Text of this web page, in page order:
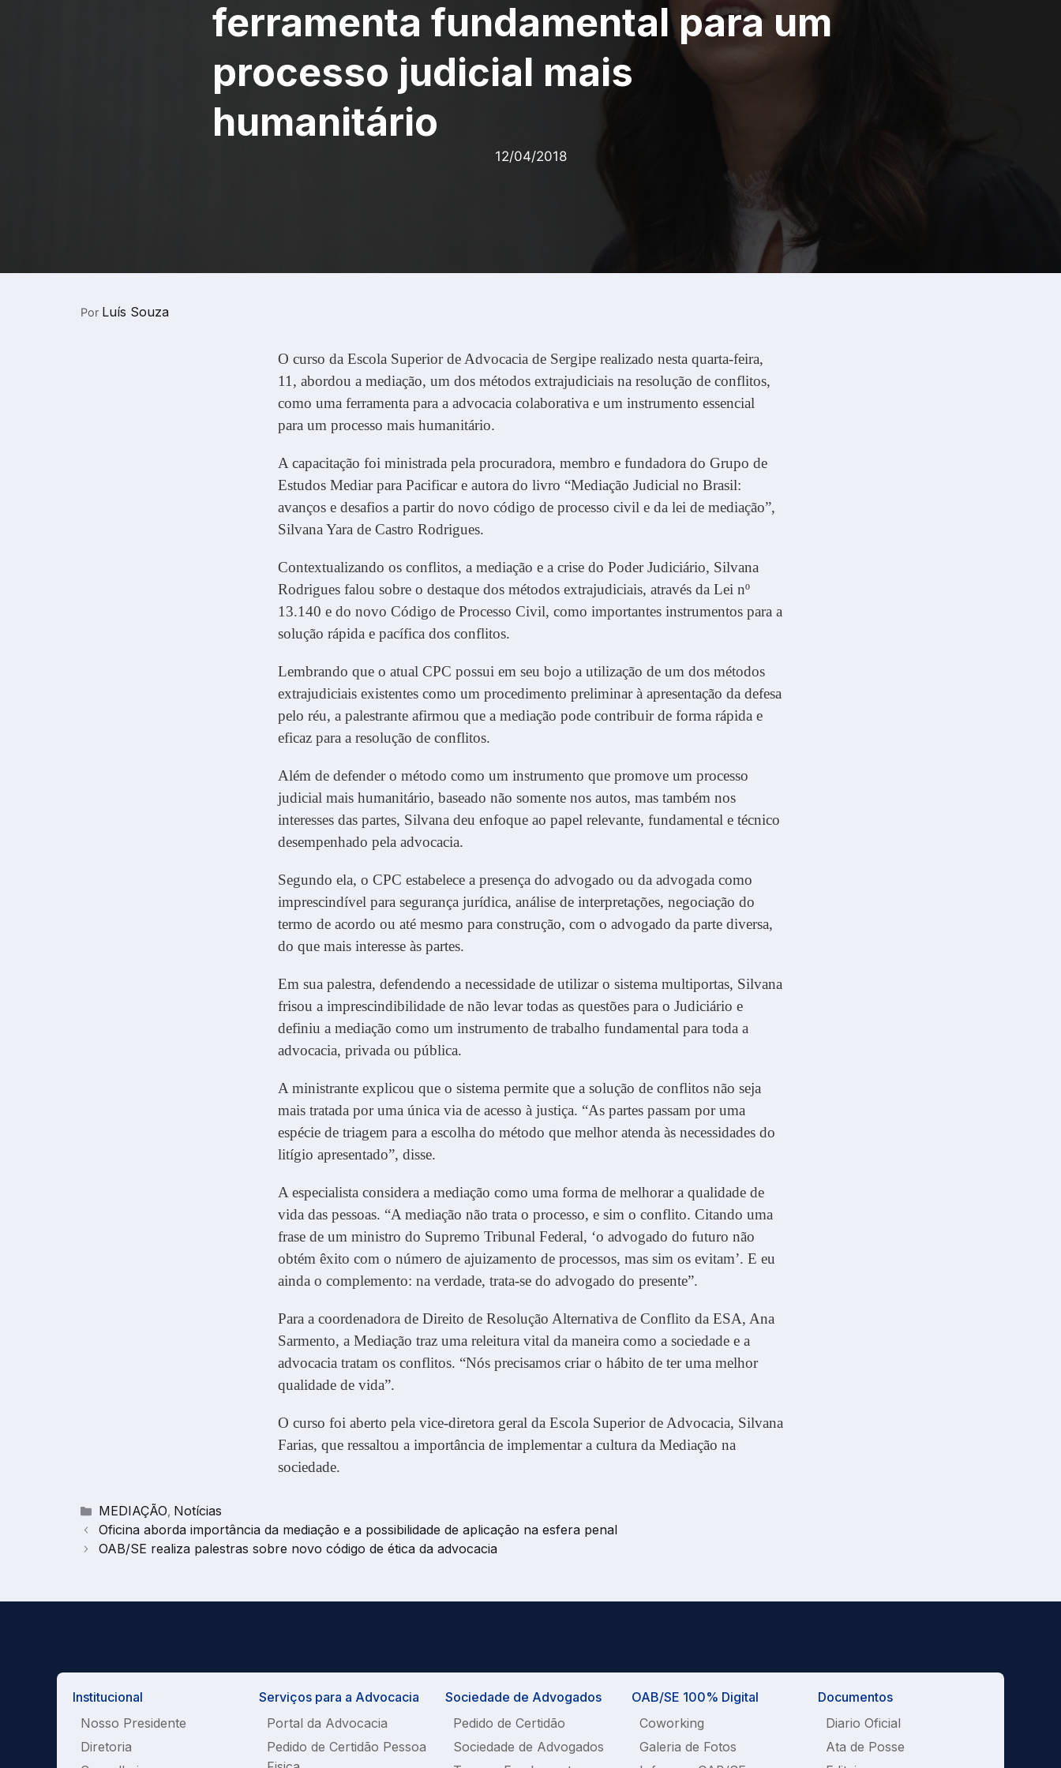
ferramenta fundamental para um
processo judicial mais
humanitário
12/04/2018
Por Luís Souza
O curso da Escola Superior de Advocacia de Sergipe realizado nesta quarta-feira,
11, abordou a mediação, um dos métodos extrajudiciais na resolução de conflitos,
como uma ferramenta para a advocacia colaborativa e um instrumento essencial
para um processo mais humanitário.
A capacitação foi ministrada pela procuradora, membro e fundadora do Grupo de
Estudos Mediar para Pacificar e autora do livro “Mediação Judicial no Brasil:
avanços e desafios a partir do novo código de processo civil e da lei de mediação”,
Silvana Yara de Castro Rodrigues.
Contextualizando os conflitos, a mediação e a crise do Poder Judiciário, Silvana
Rodrigues falou sobre o destaque dos métodos extrajudiciais, através da Lei nº
13.140 e do novo Código de Processo Civil, como importantes instrumentos para a
solução rápida e pacífica dos conflitos.
Lembrando que o atual CPC possui em seu bojo a utilização de um dos métodos
extrajudiciais existentes como um procedimento preliminar à apresentação da defesa
pelo réu, a palestrante afirmou que a mediação pode contribuir de forma rápida e
eficaz para a resolução de conflitos.
Além de defender o método como um instrumento que promove um processo
judicial mais humanitário, baseado não somente nos autos, mas também nos
interesses das partes, Silvana deu enfoque ao papel relevante, fundamental e técnico
desempenhado pela advocacia.
Segundo ela, o CPC estabelece a presença do advogado ou da advogada como
imprescindível para segurança jurídica, análise de interpretações, negociação do
termo de acordo ou até mesmo para construção, com o advogado da parte diversa,
do que mais interesse às partes.
Em sua palestra, defendendo a necessidade de utilizar o sistema multiportas, Silvana
frisou a imprescindibilidade de não levar todas as questões para o Judiciário e
definiu a mediação como um instrumento de trabalho fundamental para toda a
advocacia, privada ou pública.
A ministrante explicou que o sistema permite que a solução de conflitos não seja
mais tratada por uma única via de acesso à justiça. “As partes passam por uma
espécie de triagem para a escolha do método que melhor atenda às necessidades do
litígio apresentado”, disse.
A especialista considera a mediação como uma forma de melhorar a qualidade de
vida das pessoas. “A mediação não trata o processo, e sim o conflito. Citando uma
frase de um ministro do Supremo Tribunal Federal, ‘o advogado do futuro não
obtém êxito com o número de ajuizamento de processos, mas sim os evitam’. E eu
ainda o complemento: na verdade, trata-se do advogado do presente”.
Para a coordenadora de Direito de Resolução Alternativa de Conflito da ESA, Ana
Sarmento, a Mediação traz uma releitura vital da maneira como a sociedade e a
advocacia tratam os conflitos. “Nós precisamos criar o hábito de ter uma melhor
qualidade de vida”.
O curso foi aberto pela vice-diretora geral da Escola Superior de Advocacia, Silvana
Farias, que ressaltou a importância de implementar a cultura da Mediação na
sociedade.
Categorias
MEDIAÇÃO, Notícias
Oficina aborda importância da mediação e a possibilidade de aplicação na esfera penal
OAB/SE realiza palestras sobre novo código de ética da advocacia
Institucional
Nosso Presidente
Diretoria
Serviços para a Advocacia
Portal da Advocacia
Pedido de Certidão Pessoa
Sociedade de Advogados
Pedido de Certidão
Sociedade de Advogados
OAB/SE 100% Digital
Coworking
Galeria de Fotos
Documentos
Diario Oficial
Ata de Posse